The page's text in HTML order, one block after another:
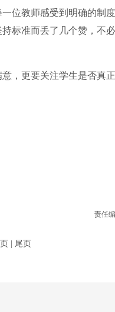
位教师感受到明确的制
标准而丢了几个赞，不
，更要关注学生是否真
责任
| 尾页